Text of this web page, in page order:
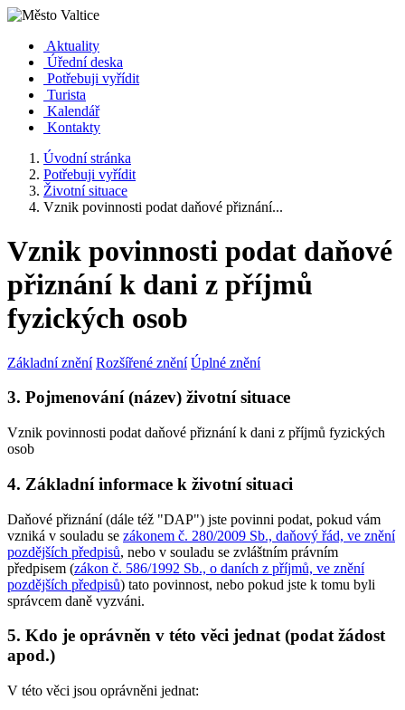
Aktuality
Úřední deska
Potřebuji vyřídit
Turista
Kalendář
Kontakty
Úvodní stránka
Potřebuji vyřídit
Životní situace
Vznik povinnosti podat daňové přiznání...
Vznik povinnosti podat daňové
přiznání k dani z příjmů
fyzických osob
Základní znění Rozšířené znění Úplné znění
3. Pojmenování (název) životní situace
Vznik povinnosti podat daňové přiznání k dani z příjmů fyzických
osob
4. Základní informace k životní situaci
Daňové přiznání (dále též "DAP") jste povinni podat, pokud vám
vzniká v souladu se zákonem č. 280/2009 Sb., daňový řád, ve znění
pozdějších předpisů, nebo v souladu se zvláštním právním
předpisem (zákon č. 586/1992 Sb., o daních z příjmů, ve znění
pozdějších předpisů) tato povinnost, nebo pokud jste k tomu byli
správcem daně vyzváni.
5. Kdo je oprávněn v této věci jednat (podat žádost
apod.)
V této věci jsou oprávněni jednat: